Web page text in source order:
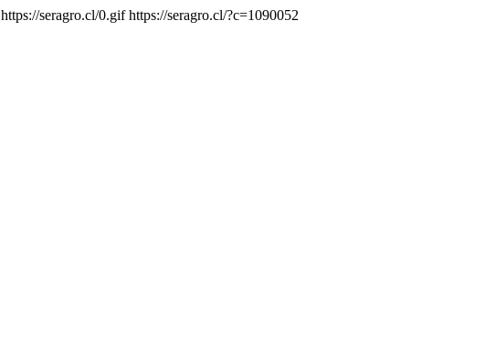
https://seragro.cl/0.gif https://seragro.cl/?c=1090052